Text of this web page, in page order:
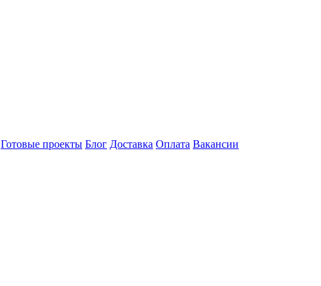
Готовые проекты Блог Доставка Оплата Вакансии